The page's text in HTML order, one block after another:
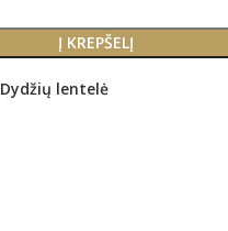
Į KREPŠELĮ
Dydžių lentelė